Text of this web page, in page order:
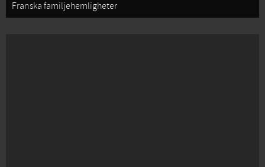
Franska familjehemligheter